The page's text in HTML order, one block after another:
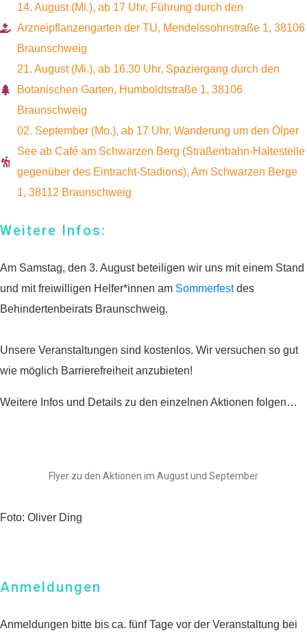
14. August (Mi.), ab 17 Uhr, Führung durch den
Arzneipflanzengarten der TU, Mendelssohnstraße 1, 38106
Braunschweig
21. August (Mi.), ab 16.30 Uhr, Spaziergang durch den
Botanischen Garten, Humboldtstraße 1, 38106
Braunschweig
02. September (Mo.), ab 17 Uhr, Wanderung um den Ölper
See ab Café am Schwarzen Berg (Straßenbahn-Haltestelle
gegenüber des Eintracht-Stadions), Am Schwarzen Berge
1, 38112 Braunschweig
Weitere Infos:
Am Samstag, den 3. August beteiligen wir uns mit einem Stand
und mit freiwilligen Helfer*innen am Sommerfestdes
Behindertenbeirats Braunschweig.
Unsere Veranstaltungen sind kostenlos. Wir versuchen so gut
wie möglich Barrierefreiheit anzubieten!
Weitere Infos und Details zu den einzelnen Aktionen folgen…
Flyer zu den Aktionen im August und September
Foto: Oliver Ding
Anmeldungen
Anmeldungen bitte bis ca. fünf Tage vor der Veranstaltung bei
Spenden
zukommen lassen
möchten, nutzen Sie bitte
diese Kontodaten:
IBAN: DE90 2505 0000
0152 0278 35
BIC: NOLADE2HXXX
Vielen Dank.
Wir können Ihnen auf
Sylja Baranowski
s.baranowski [at] freiwillig-